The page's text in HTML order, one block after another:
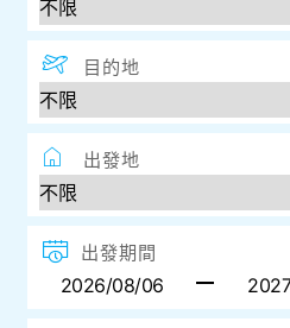
目的地
出發地
出發期間